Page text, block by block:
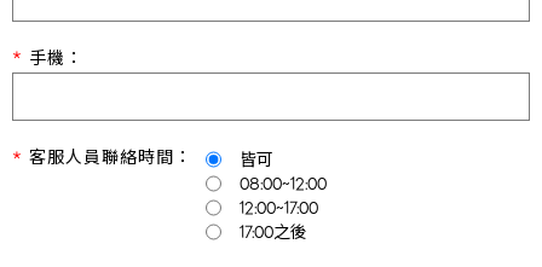
手機：
客服人員聯絡時間：
皆可
08:00~12:00
12:00~17:00
17:00之後